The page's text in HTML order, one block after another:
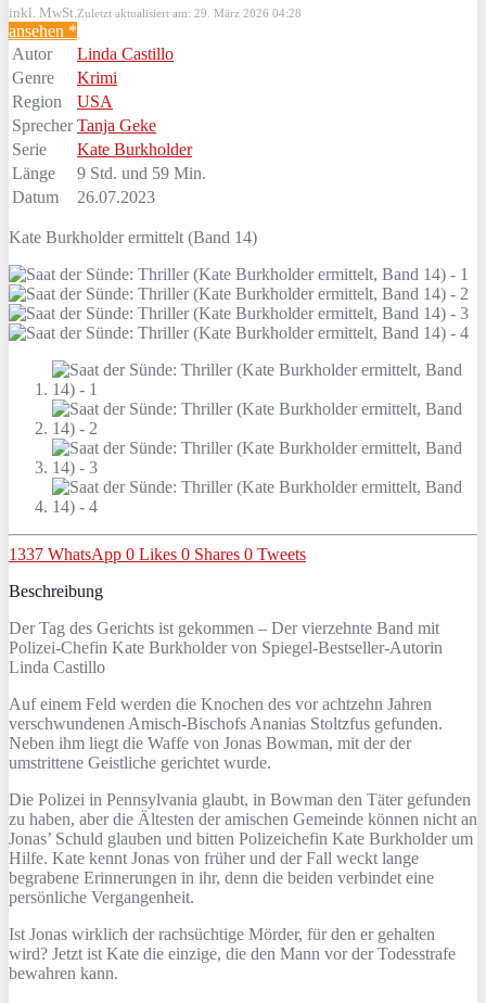
inkl. MwSt. Zuletzt aktualisiert am: 29. März 2026 04:28
ansehen *
Autor
Linda Castillo
Genre
Krimi
Region
USA
Sprecher Tanja Geke
Serie
Kate Burkholder
Länge
9 Std. und 59 Min.
Datum
26.07.2023
Kate Burkholder ermittelt (Band 14)
1337 WhatsApp 0 Likes 0 Shares 0 Tweets
Beschreibung
Der Tag des Gerichts ist gekommen – Der vierzehnte Band mit
Polizei-Chefin Kate Burkholder von Spiegel-Bestseller-Autorin
Linda Castillo
Auf einem Feld werden die Knochen des vor achtzehn Jahren
verschwundenen Amisch-Bischofs Ananias Stoltzfus gefunden.
Neben ihm liegt die Waffe von Jonas Bowman, mit der der
umstrittene Geistliche gerichtet wurde.
Die Polizei in Pennsylvania glaubt, in Bowman den Täter gefunden
zu haben, aber die Ältesten der amischen Gemeinde können nicht an
Jonas’ Schuld glauben und bitten Polizeichefin Kate Burkholder um
Hilfe. Kate kennt Jonas von früher und der Fall weckt lange
begrabene Erinnerungen in ihr, denn die beiden verbindet eine
persönliche Vergangenheit.
Ist Jonas wirklich der rachsüchtige Mörder, für den er gehalten
wird? Jetzt ist Kate die einzige, die den Mann vor der Todesstrafe
bewahren kann.